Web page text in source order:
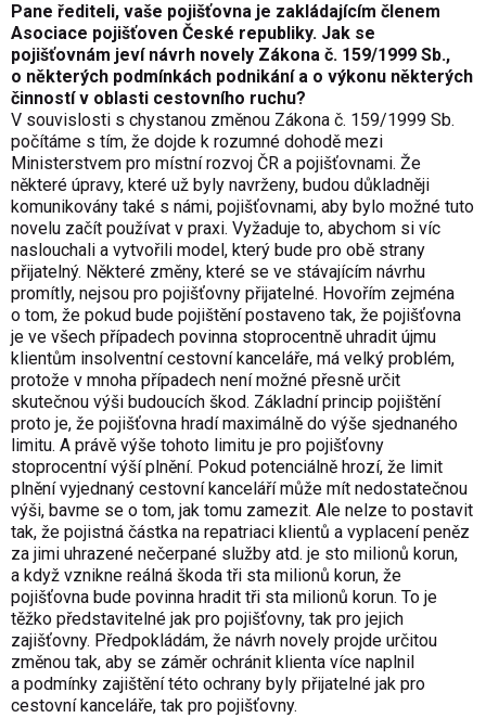
Pane řediteli, vaše pojišťovna je zakládajícím členem
Asociace pojišťoven České republiky. Jak se
pojišťovnám jeví návrh novely Zákona č. 159/1999 Sb.,
o některých podmínkách podnikání a o výkonu některých
činností v oblasti cestovního ruchu?
V souvislosti s chystanou změnou Zákona č. 159/1999 Sb.
počítáme s tím, že dojde k rozumné dohodě mezi
Ministerstvem pro místní rozvoj ČR a pojišťovnami. Že
některé úpravy, které už byly navrženy, budou důkladněji
komunikovány také s námi, pojišťovnami, aby bylo možné tuto
novelu začít používat v praxi. Vyžaduje to, abychom si víc
naslouchali a vytvořili model, který bude pro obě strany
přijatelný. Některé změny, které se ve stávajícím návrhu
promítly, nejsou pro pojišťovny přijatelné. Hovořím zejména
o tom, že pokud bude pojištění postaveno tak, že pojišťovna
je ve všech případech povinna stoprocentně uhradit újmu
klientům insolventní cestovní kanceláře, má velký problém,
protože v mnoha případech není možné přesně určit
skutečnou výši budoucích škod. Základní princip pojištění
proto je, že pojišťovna hradí maximálně do výše sjednaného
limitu. A právě výše tohoto limitu je pro pojišťovny
stoprocentní výší plnění. Pokud potenciálně hrozí, že limit
plnění vyjednaný cestovní kanceláří může mít nedostatečnou
výši, bavme se o tom, jak tomu zamezit. Ale nelze to postavit
tak, že pojistná částka na repatriaci klientů a vyplacení peněz
za jimi uhrazené nečerpané služby atd. je sto milionů korun,
a když vznikne reálná škoda tři sta milionů korun, že
pojišťovna bude povinna hradit tři sta milionů korun. To je
těžko představitelné jak pro pojišťovny, tak pro jejich
zajišťovny. Předpokládám, že návrh novely projde určitou
změnou tak, aby se záměr ochránit klienta více naplnil
a podmínky zajištění této ochrany byly přijatelné jak pro
cestovní kanceláře, tak pro pojišťovny.